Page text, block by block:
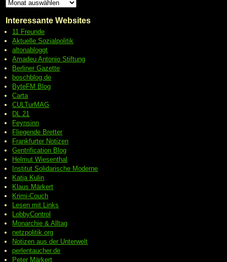
Interessante Websites
11 Freunde
Aktuelle Sozialpolitik
altonabloggt
Amadeu Antonio Stiftung
Berliner Gazette
boschblog.de
ByteFM Blog
Carta
CULTurMAG
DL 21
Feynsinn
Fliegende Bretter
Frankfurter Notizen
Gentrification Blog
Helmut Wiesenthal
Institut Solidarische Moderne
Katja Kulin
Klaus Märkert
Krimi-Couch
Lesen mit Links
LobbyControl
Monarchie & Alltag
netzpolitik.org
Notizen aus der Unterwelt
perlentaucher.de
Peter Märkert